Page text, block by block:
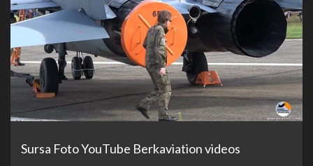
Sursa Foto YouTube Berkaviation videos